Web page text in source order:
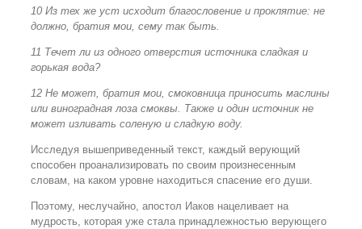
10 Из тех же уст исходит благословение и проклятие: не
должно, братия мои, сему так быть.
11 Течет ли из одного отверстия источника сладкая и
горькая вода?
12 Не может, братия мои, смоковница приносить маслины
или виноградная лоза смоквы. Также и один источник не
может изливать соленую и сладкую воду.
Исследуя вышеприведенный текст, каждый верующий
способен проанализировать по своим произнесенным
словам, на каком уровне находиться спасение его души.
Поэтому, неслучайно, апостол Иаков нацеливает на
мудрость, которая уже стала принадлежностью верующего